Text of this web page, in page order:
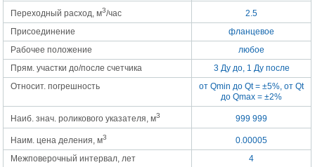
Переходный расход, м3/час
2.5
Присоединение
фланцевое
Рабочее положение
любое
Прям. участки до/после счетчика
3 Ду до, 1 Ду после
Относит. погрешность
от Qmin до Qt = ±5%, от Qt
до Qmax = ±2%
Наиб. знач. роликового указателя, м3 999 999
Наим. цена деления, м3
0.00005
Межповерочный интервал, лет
4